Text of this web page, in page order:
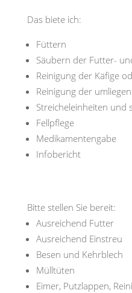
Das biete ich:
Füttern
Säubern der Futter-
Reinigung der Käfige
Reinigung der
Streicheleinheiten und
Fellpflege
Medikamentengabe
Infobericht
Bitte stellen Sie bereit:
Ausreichend Futter
Ausreichend Einstreu
Besen und Kehrblech
Mülltüten
Eimer, Putzlappen,